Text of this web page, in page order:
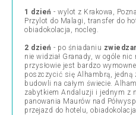
1 dzień - wylot z Krakowa,
Przylot do Malagi, transfer do
obiadokolacja, nocleg.
2 dzień - po śniadaniu
nie widział Granady, w ogóle nic
przysłowie jest bardzo
poszczycić się Alhambrą, jedną
budowli na całym świecie.
zabytkiem Andaluzji i jednym z
panowania Maurów nad
przejazd do hotelu,